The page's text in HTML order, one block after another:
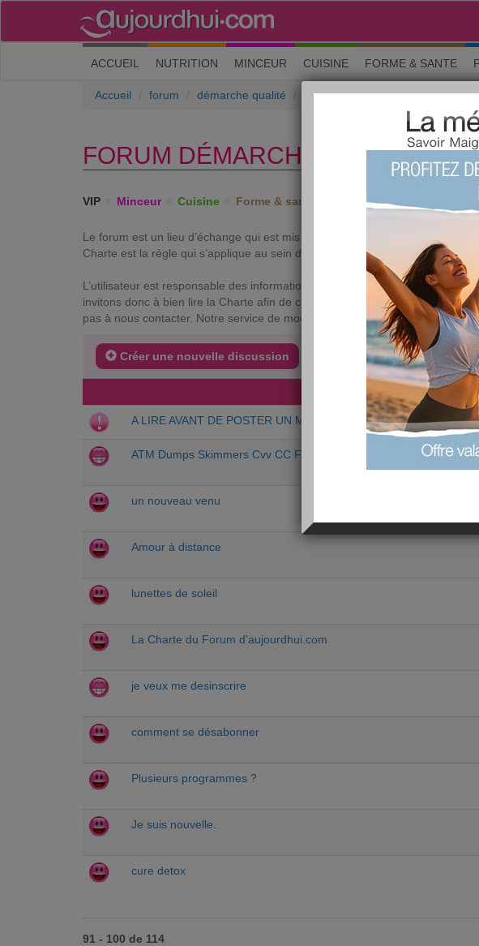
ACCUEIL (current)
NUTRITION MINCEUR CUISINE FORME & SANTE
Accueil forum démarche qualité La Charte du Forum
FORUM DÉMARCHE QUALITÉ ›
VIP Minceur Cuisine Forme & santé Psycho & tests
Le forum est un lieu d’échange qui est mis à votre disposition pour
Charte est la règle qui s’applique au sein de ce forum afin d’en assurer la
L’utilisateur est responsable des informations, messages, images, et,
invitons donc à bien lire la Charte afin de connaitre ses principes et ses
pas à nous contacter. Notre service de modération se fera un plaisir de vous
Créer une nouvelle discussion
DERNIERS SUJETS
A LIRE AVANT DE POSTER UN MESSAGE
ATM Dumps Skimmers Cvv CC Fullz USA UK Track 1/2 Western
un nouveau venu
Amour à distance
lunettes de soleil
La Charte du Forum d'aujourdhui.com
je veux me desinscrire
comment se désabonner
Plusieurs programmes ?
Je suis nouvelle.
cure detox
91 - 100 de 114